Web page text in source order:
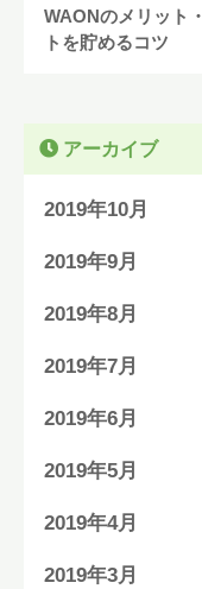
WAONのメリット
トを貯めるコツ
アーカイブ
2019年10月
2019年9月
2019年8月
2019年7月
2019年6月
2019年5月
2019年4月
2019年3月